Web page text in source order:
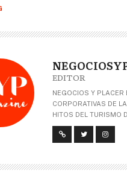
EDITOR
NEGOCIOS Y PLACER
CORPORATIVAS DE
HITOS DEL TURISMO